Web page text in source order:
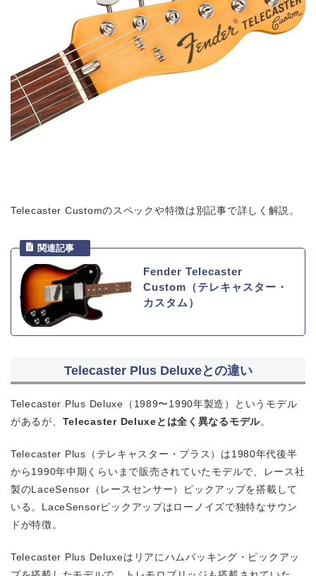
Telecaster Customのスペックや特徴は別記事で詳しく解説。
Fender Telecaster
Custom（テレキャスター・
カスタム）
Telecaster Plus Deluxeとの違い
Telecaster Plus Deluxe（1989〜1990年製造）というモデル
があるが、 Telecaster Deluxeとは全く異なるモデル。
Telecaster Plus（テレキャスター・プラス）は1980年代後半
から1990年中期くらいまで販売されていたモデルで、レース社
製のLaceSensor（レースセンサー）ピックアップを搭載して
いる。LaceSensorピックアップはローノイズで独特なサウン
ドが特徴。
Telecaster Plus Deluxeはリアにハムバッキング・ピックアッ